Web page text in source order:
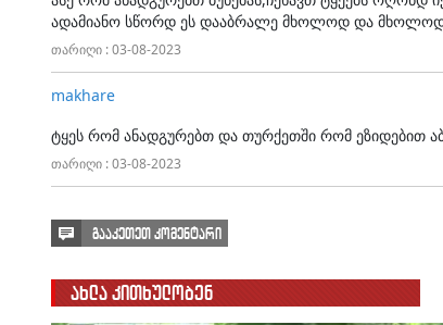
ადამიანო სწორდ ეს დააბრალე მხოლოდ და მხოლოდ
თარიღი : 03-08-2023
makhare
ტყეს რომ ანადგურებთ და თურქეთში რომ ეზიდებით
თარიღი : 03-08-2023
გააკეთეთ კომენტარი
ახლა კითხულობენ